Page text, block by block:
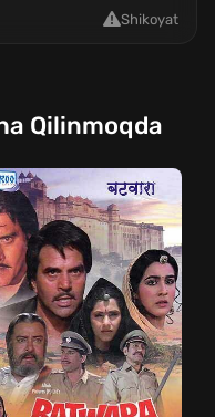
Shikoyat
Qilinmoqda